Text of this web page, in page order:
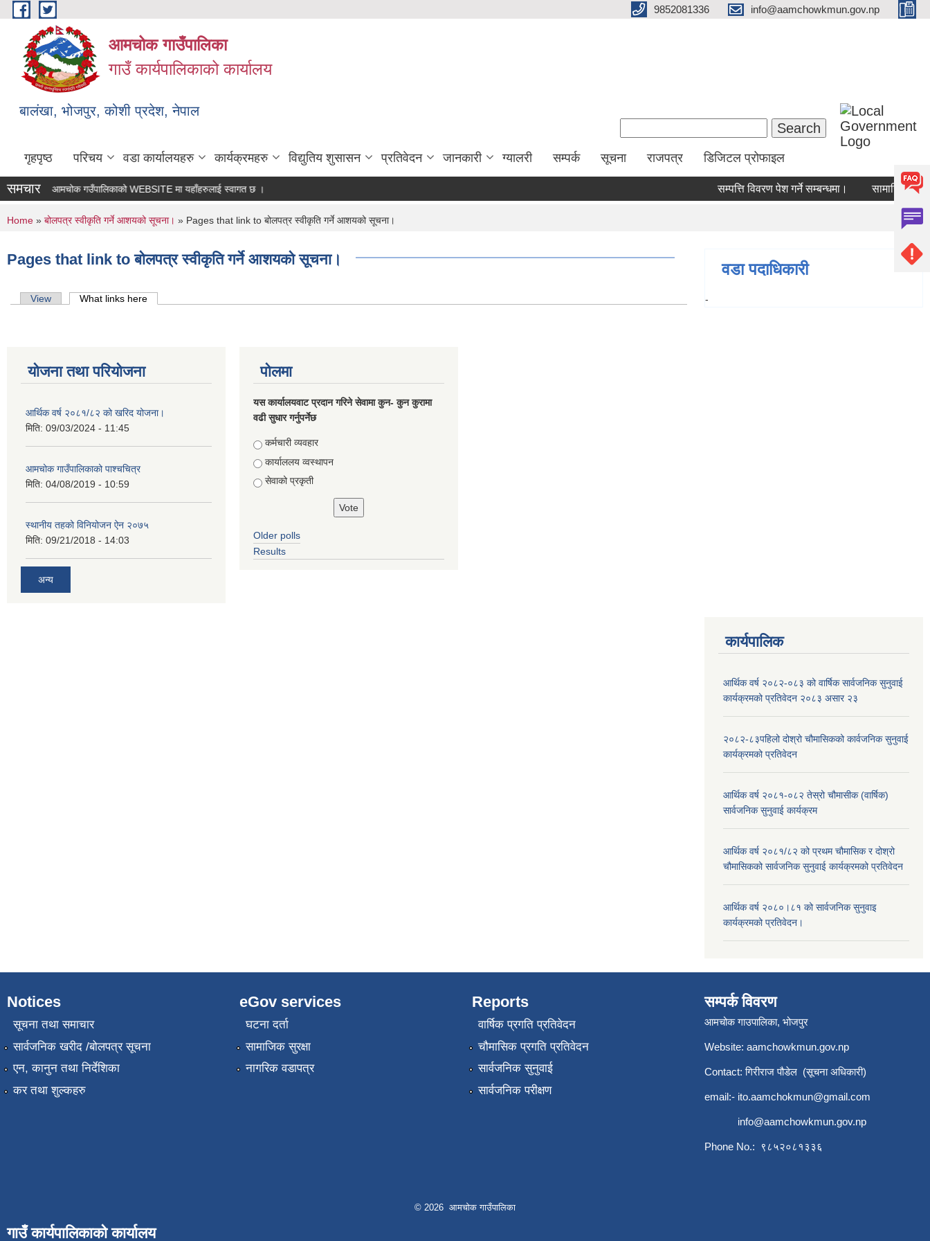
Skip to main content 9852081336 info@aamchowkmun.gov.np
आमचोक गाउँपालिका
गाउँ कार्यपालिकाको कार्यालय
बालंखा, भोजपुर, कोशी प्रदेश, नेपाल
गृहपृष्ठ परिचय वडा कार्यालयहरु कार्यक्रमहरु विद्युतिय शुसासन प्रतिवेदन जानकारी ग्यालरी सम्पर्क सूचना राजपत्र डिजिटल प्रोफाइल
आमचोक गउँपालिकाको WEBSITE मा यहाँहरुलाई स्वागत छ ।
समचार सम्पत्ति विवरण पेश गर्ने सम्बन्धमा। सामाजिक
You are here
Home » बोलपत्र स्वीकृति गर्ने आशयको सूचना। » Pages that link to बोलपत्र स्वीकृति गर्ने आशयको सूचना।
Pages that link to बोलपत्र स्वीकृति गर्ने आशयको सूचना।
Primary tabs
View What links here
वडा पदाधिकारी
-
योजना तथा परियोजना
आर्थिक वर्ष २०८१/८२ को खरिद योजना।
मिति: 09/03/2024 - 11:45
आमचोक गाउँपालिकाको पाश्चचित्र
मिति: 04/08/2019 - 10:59
स्थानीय तहको विनियोजन ऐन २०७५
मिति: 09/21/2018 - 14:03
अन्य
पोलमा
यस कार्यालयवाट प्रदान गरिने सेवामा कुन- कुन कुरामा
वढी सुधार गर्नुपर्नेछ
Choices
कर्मचारी व्यवहार
कार्याललय व्वस्थापन
सेवाको प्रकृती
Older polls
Results
कार्यपालिक
आर्थिक वर्ष २०८२-०८३ को वार्षिक सार्वजनिक सुनुवाई
कार्यक्रमको प्रतिवेदन २०८३ असार २३
२०८२-८३पहिलो दोश्रो चौमासिकको कार्वजनिक सुनुवाई
कार्यक्रमको प्रतिवेदन
आर्थिक वर्ष २०८१-०८२ तेस्रो चौमासीक (वार्षिक)
सार्वजनिक सुनुवाई कार्यक्रम
आर्थिक वर्ष २०८१/८२ को प्रथम चौमासिक र दोश्रो
चौमासिकको सार्वजनिक सुनुवाई कार्यक्रमको प्रतिवेदन
आर्थिक वर्ष २०८०।८१ को सार्वजनिक सुनुवाइ
कार्यक्रमको प्रतिवेदन।
Notices
सूचना तथा समाचार
सार्वजनिक खरीद /बोलपत्र सूचना
एन, कानुन तथा निर्देशिका
कर तथा शुल्कहरु
eGov services
घटना दर्ता
सामाजिक सुरक्षा
नागरिक वडापत्र
Reports
वार्षिक प्रगति प्रतिवेदन
चौमासिक प्रगति प्रतिवेदन
सार्वजनिक सुनुवाई
सार्वजनिक परीक्षण
सम्पर्क विवरण
आमचोक गाउपालिका, भोजपुर
Website: aamchowkmun.gov.np
Contact: गिरीराज पौडेल (सूचना अधिकारी)
email:- ito.aamchokmun@gmail.com
info@aamchowkmun.gov.np
Phone No.: ९८५२०८१३३६
© 2026 आमचोक गाउँपालिका
गाउँ कार्यपालिकाको कार्यालय